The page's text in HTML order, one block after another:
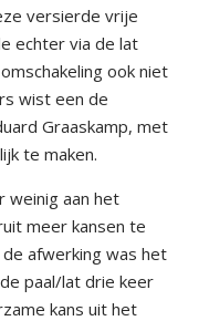
versierde vrije
echter via de lat
ook niet
wist een de
Graaskamp, met
te maken.
weinig aan het
meer kansen te
afwerking was het
paal/lat drie keer
kans uit het